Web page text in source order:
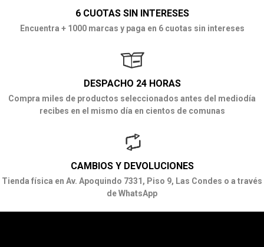
6 CUOTAS SIN INTERESES
Encuentra + 1000 marcas y paga en 6 cuotas sin intereses
DESPACHO 24 HORAS
Compra miles de productos seleccionados antes del mediodía
recibes en el mismo día en cientos de comunas
CAMBIOS Y DEVOLUCIONES
Tienda física en Av. Apoquindo 7331, Piso 9, Las Condes o a través
de WhatsApp